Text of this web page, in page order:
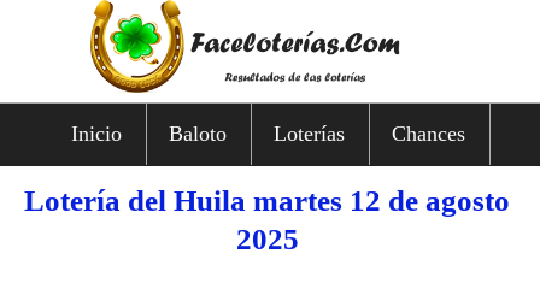
Inicio Baloto Loterías Chances
Lotería del Huila martes 12 de agosto
2025